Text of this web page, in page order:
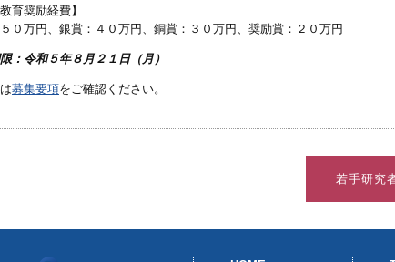
教育奨励経費】
０万円、銀賞：４０万円、銅賞：３０万円、奨励賞：２０万円
：令和５年８月２１日（月）
募集要項をご確認ください。
若手研究